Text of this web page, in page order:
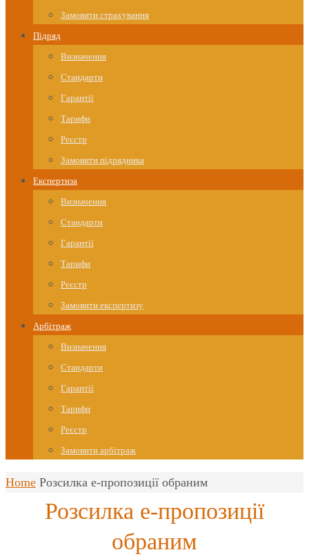
Замовити страхування
Підряд
Визначення
Стандарти
Гарантії
Тарифи
Реєстр
Замовити підрядника
Експертиза
Визначення
Стандарти
Гарантії
Тарифи
Реєстр
Замовити експертизу
Арбітраж
Визначення
Стандарти
Гарантії
Тарифи
Реєстр
Замовити арбітраж
Home Розсилка е-пропозиції обраним
Розсилка е-пропозиції
обраним